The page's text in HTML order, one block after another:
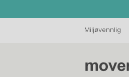
Miljøvennlig